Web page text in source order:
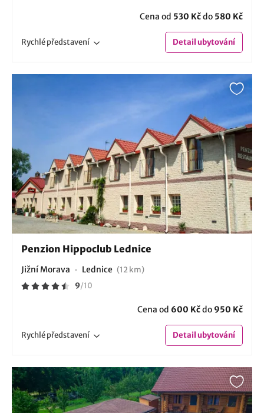
Cena od 530 Kčdo 580 Kč
Rychlépředstavení Detailubytování
Penzion Hippoclub Lednice
Jižní Morava Lednice (12 km)
9/10
Cena od 600 Kčdo 950 Kč
Rychlépředstavení Detailubytování